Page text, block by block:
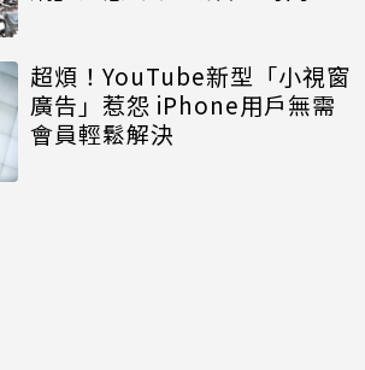
超煩！YouTube新型「小視窗
廣告」惹怨 iPhone用戶無需
會員輕鬆解決